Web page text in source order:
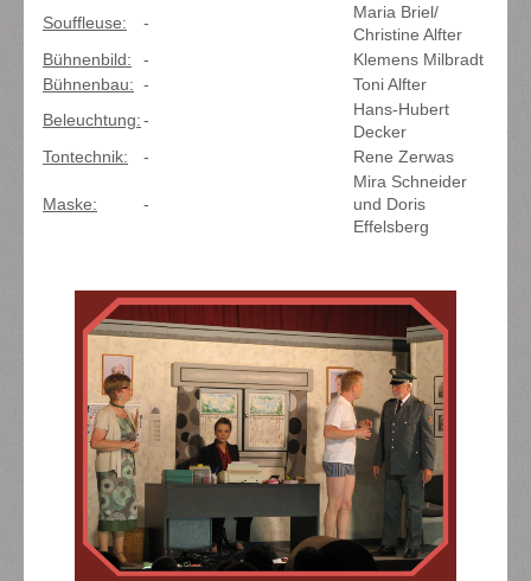
Souffleuse:
-
Maria Briel/
Christine Alfter
Bühnenbild:
-
Klemens Milbradt
Bühnenbau: -
Toni Alfter
Beleuchtung:-
Hans-Hubert
Decker
Tontechnik:
- Rene Zerwas
Maske: -
Mira Schneider
und Doris
Effelsberg